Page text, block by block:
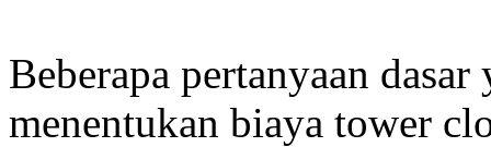
Beberapa pertanyaan
menentukan biaya tower